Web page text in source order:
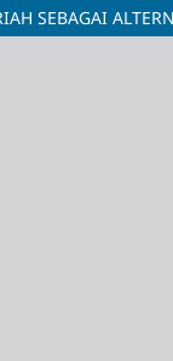
SEBAGAI